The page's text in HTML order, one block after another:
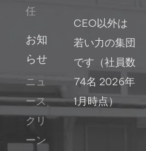
任
お知
らせ
ニュ
ース
クリ
ーン
CEO以外は
若い力の集団
です（社員数
74名 2026年
1月時点）